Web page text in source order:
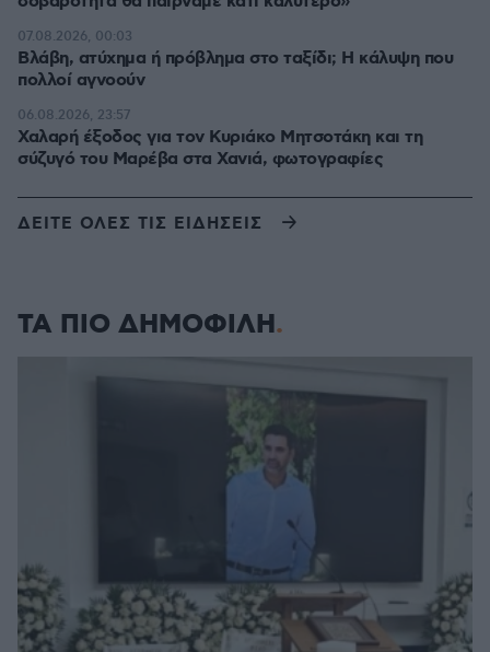
Βλάβη, ατύχημα ή πρόβλημα στο ταξίδι; Η κάλυψη που
πολλοί αγνοούν
07.08.2026, 00:03
Χαλαρή έξοδος για τον Κυριάκο Μητσοτάκη και τη
σύζυγό του Μαρέβα στα Χανιά, φωτογραφίες
06.08.2026, 23:57
ΔΕΙΤΕ ΟΛΕΣ ΤΙΣ ΕΙΔΗΣΕΙΣ
ΤΑ ΠΙΟ ΔΗΜΟΦΙΛΗ